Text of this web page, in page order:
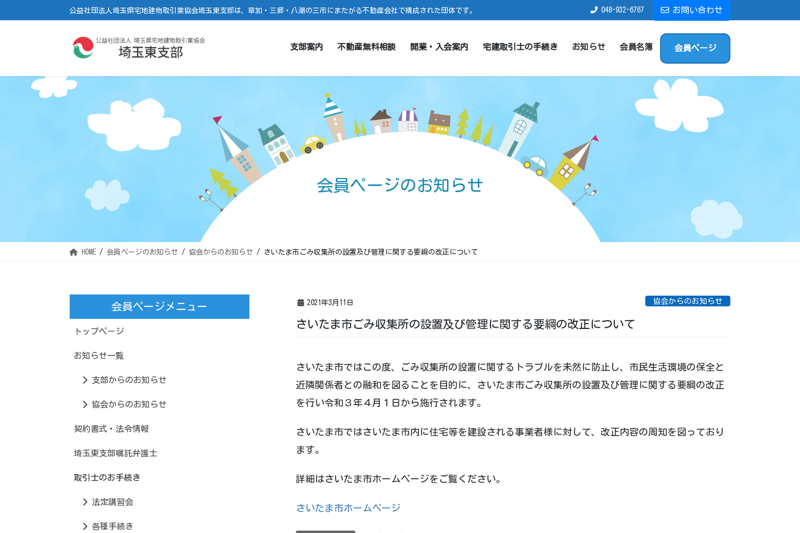
ン
に
ビ
ョ
公益社団法人埼玉県宅地建物取引業協会埼玉東支部は、草加・三郷・八潮の三市にまたがる不動産会社で構成された団体です。 048-932-6767 お問い合わせ
支部案内 不動産無料相談 開業・入会案内 宅建取引士の手続き お知らせ 会員名簿 会員ページ
会員ページのお知らせ
HOME 会員ページのお知らせ 協会からのお知らせ さいたま市ごみ収集所の設置及び管理に関する要綱の改正について
2021年3月11日 協会からのお知らせ
さいたま市ごみ収集所の設置及び管理に関する要綱の改正について
さいたま市ではこの度、ごみ収集所の設置に関するトラブルを未然に防止し、市民生活環境の保全と
近隣関係者との融和を図ることを目的に、さいたま市ごみ収集所の設置及び管理に関する要綱の改正
を行い令和３年４月１日から施行されます。
さいたま市ではさいたま市内に住宅等を建設される事業者様に対して、改正内容の周知を図っており
ます。
詳細はさいたま市ホームページをご覧ください。
さいたま市ホームページ
会員ページメニュー
トップページ
お知らせ一覧
支部からのお知らせ
協会からのお知らせ
契約書式・法令情報
埼玉東支部嘱託弁護士
取引士のお手続き
法定講習会
各種手続き